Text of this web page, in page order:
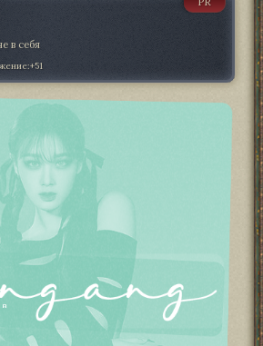
в себя
+51